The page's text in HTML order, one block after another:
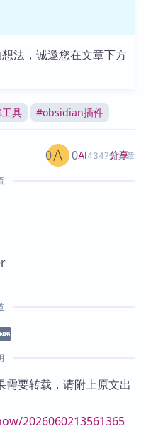
法，诚邀您在文章下方
具 #obsidian插件
AI4347篇文章
0 0 分享
要转载，请附上原文出
2026060213561365